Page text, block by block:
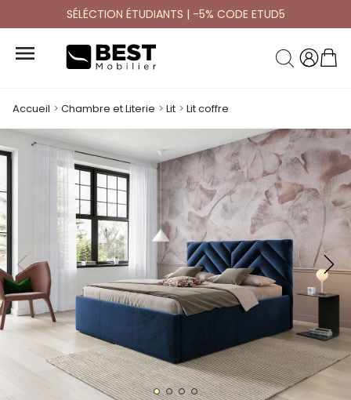
SÉLÉCTION ÉTUDIANTS | -5% CODE ETUD5

Accueil Chambre et Literie Lit Lit coffre